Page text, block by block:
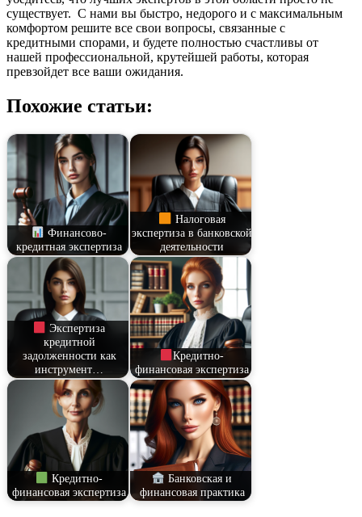
существует. С нами вы быстро, недорого и с максимальным
комфортом решите все свои вопросы, связанные с
кредитными спорами, и будете полностью счастливы от
нашей профессиональной, крутейшей работы, которая
превзойдет все ваши ожидания.
Похожие статьи:
Финансово-
кредитная экспертиза
Налоговая
экспертиза в банковской
деятельности
Экспертиза
кредитной
задолженности как
инструмент…
Кредитно-
финансовая экспертиза
Кредитно-
финансовая экспертиза
Банковская и
финансовая практика